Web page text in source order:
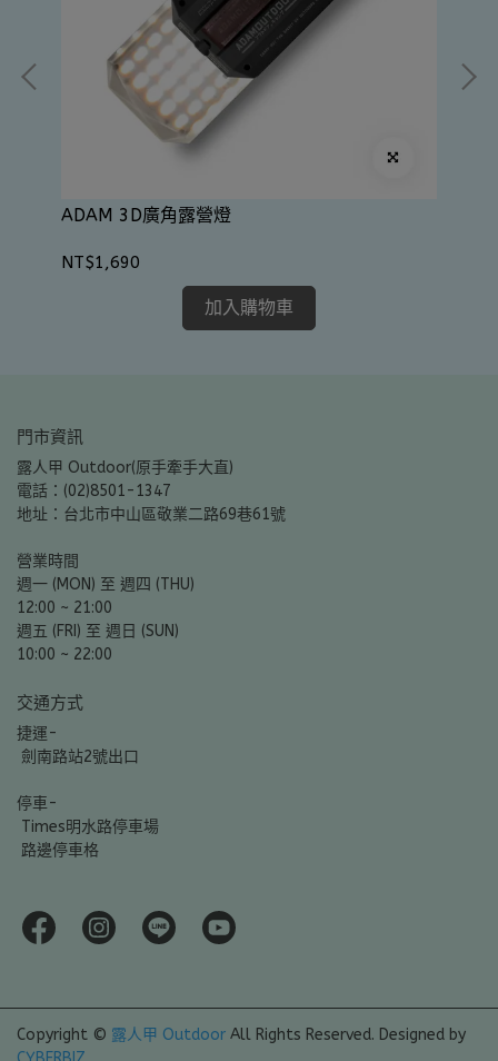
ADAM 3D廣角露營燈
NT$1,690
加入購物車
門市資訊
露人甲 Outdoor(原手牽手大直)
電話：(02)8501-1347
地址：台北市中山區敬業二路69巷61號
營業時間
週一 (MON) 至 週四 (THU)
12:00 ~ 21:00
週五 (FRI) 至 週日 (SUN)
10:00 ~ 22:00
交通方式
捷運-
劍南路站2號出口
停車-
Times明水路停車場
路邊停車格
Copyright © 露人甲 Outdoor All Rights Reserved. Designed by